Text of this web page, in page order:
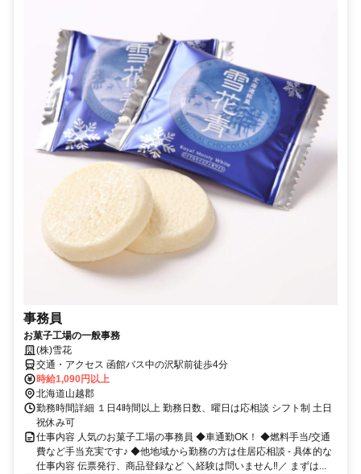
事務員
お菓子工場の一般事務
(株)雪花
交通・アクセス 函館バス中の沢駅前徒歩4分
時給1,090円以上
北海道山越郡
勤務時間詳細 １日4時間以上 勤務日数、曜日は応相談 シフト制 土日
祝休み可
仕事内容 人気のお菓子工場の事務員 ◆車通勤OK！ ◆燃料手当/交通
費など手当充実です♪ ◆他地域から勤務の方は住居応相談 - 具体的な
仕事内容 伝票発行、商品登録など ＼経験は問いません‼／ まずは...